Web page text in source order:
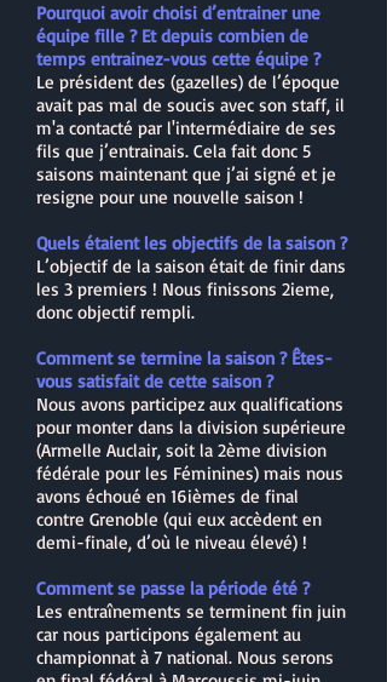
Pourquoi avoir choisi d’entrainer une
équipe fille ? Et depuis combien de
temps entrainez-vous cette équipe ?
Le président des (gazelles) de l’époque
avait pas mal de soucis avec son staff, il
m'a contacté par l'intermédiaire de ses
fils que j’entrainais. Cela fait donc 5
saisons maintenant que j’ai signé et je
resigne pour une nouvelle saison !
Quels étaient les objectifs de la saison ?
L’objectif de la saison était de finir dans
les 3 premiers ! Nous finissons 2ieme,
donc objectif rempli.
Comment se termine la saison ? Êtes-
vous satisfait de cette saison ?
Nous avons participez aux qualifications
pour monter dans la division supérieure
(Armelle Auclair, soit la 2ème division
fédérale pour les Féminines) mais nous
avons échoué en 16ièmes de final
contre Grenoble (qui eux accèdent en
demi-finale, d’où le niveau élevé) !
Comment se passe la période été ?
Les entraînements se terminent fin juin
car nous participons également au
championnat à 7 national. Nous serons